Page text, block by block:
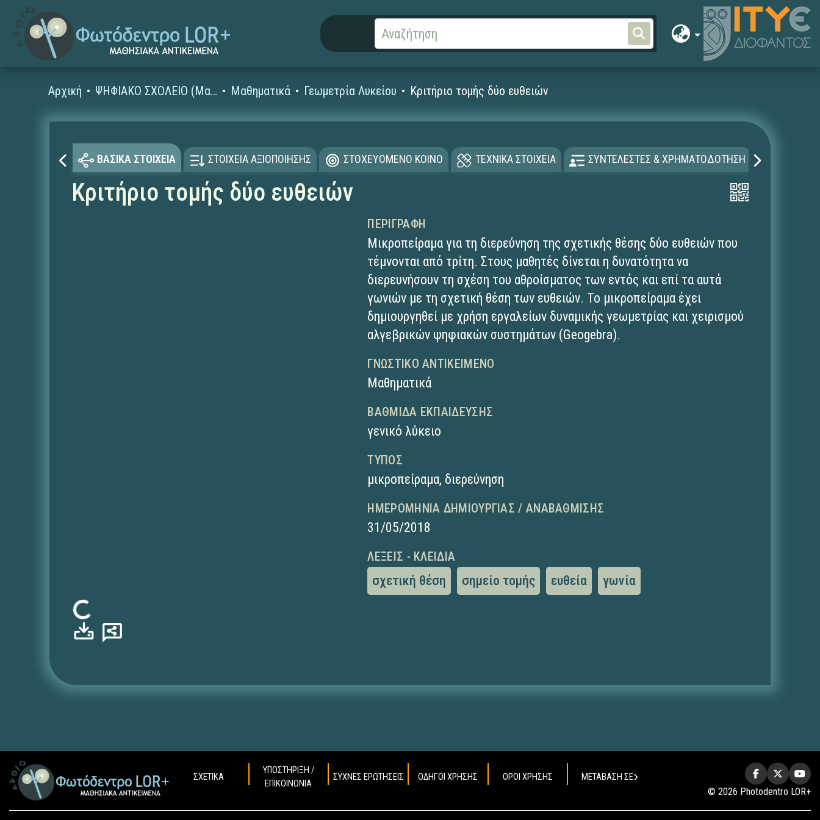
Αρχική ΨΗΦΙΑΚΟ ΣΧΟΛΕΙΟ (Μαθησιακά Αντικείμενα) Μαθηματικά Γεωμετρία Λυκείου Κριτήριο τομής δύο ευθειών
ΒΑΣΙΚΑ ΣΤΟΙΧΕΙΑ ΣΤΟΙΧΕΙΑ ΑΞΙΟΠΟΙΗΣΗΣ ΣΤΟΧΕΥΟΜΕΝΟ ΚΟΙΝΟ ΤΕΧΝΙΚΑ ΣΤΟΙΧΕΙΑ ΣΥΝΤΕΛΕΣΤΕΣ & ΧΡΗΜΑΤΟΔΟΤΗΣΗ
Κριτήριο τομής δύο ευθειών
Φόρτωση...
ΠΕΡΙΓΡΑΦΉ
Μικροπείραμα για τη διερεύνηση της σχετικής θέσης δύο ευθειών που
τέμνονται από τρίτη. Στους μαθητές δίνεται η δυνατότητα να
διερευνήσουν τη σχέση του αθροίσματος των εντός και επί τα αυτά
γωνιών με τη σχετική θέση των ευθειών. To μικροπείραμα έχει
δημιουργηθεί με χρήση εργαλείων δυναμικής γεωμετρίας και χειρισμού
αλγεβρικών ψηφιακών συστημάτων (Geogebra).
ΓΝΩΣΤΙΚΌ ΑΝΤΙΚΕΊΜΕΝΟ
Μαθηματικά
ΒΑΘΜΊΔΑ ΕΚΠΑΊΔΕΥΣΗΣ
γενικό λύκειο
ΤΎΠΟΣ
μικροπείραμα, διερεύνηση
ΗΜΕΡΟΜΗΝΊΑ ΔΗΜΙΟΥΡΓΊΑΣ / ΑΝΑΒΆΘΜΙΣΗΣ
31/05/2018
ΛΈΞΕΙΣ - ΚΛΕΙΔΙΆ
σχετική θέση σημείο τομής ευθεία γωνία
ΣΧΕΤΙΚΑ
ΥΠΟΣΤΗΡΙΞΗ /
ΕΠΙΚΟΙΝΩΝΙΑ
ΣΥΧΝΕΣ ΕΡΩΤΗΣΕΙΣ ΟΔΗΓΟΙ ΧΡΗΣΗΣ ΟΡΟΙ ΧΡΗΣΗΣ ΜΕΤΑΒΑΣΗ ΣΕ
© 2026 Photodentro LOR+